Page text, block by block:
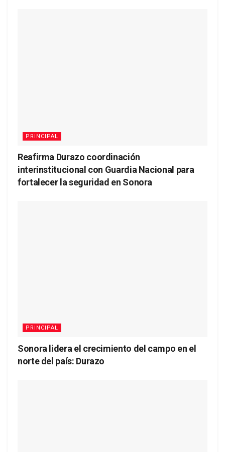
PRINCIPAL
Reafirma Durazo coordinación
interinstitucional con Guardia Nacional para
fortalecer la seguridad en Sonora
PRINCIPAL
Sonora lidera el crecimiento del campo en el
norte del país: Durazo